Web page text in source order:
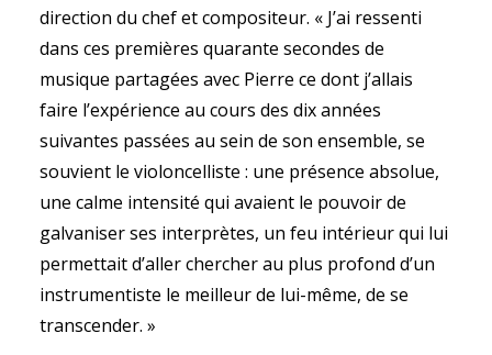
direction du chef et compositeur. « J’ai ressenti
dans ces premières quarante secondes de
musique partagées avec Pierre ce dont j’allais
faire l’expérience au cours des dix années
suivantes passées au sein de son ensemble, se
souvient le violoncelliste : une présence absolue,
une calme intensité qui avaient le pouvoir de
galvaniser ses interprètes, un feu intérieur qui lui
permettait d’aller chercher au plus profond d’un
instrumentiste le meilleur de lui-même, de se
transcender. »